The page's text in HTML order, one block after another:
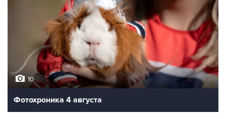
10
Фотохроника 4 августа